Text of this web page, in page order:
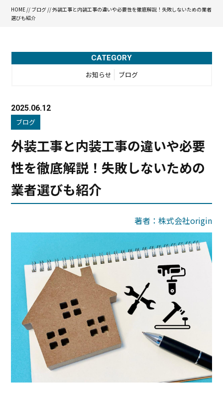
HOME // ブログ // 外装工事と内装工事の違いや必要性を徹底解説！失敗しないための業者
選びも紹介
CATEGORY
お知らせ ブログ
2025.06.12
ブログ
外装工事と内装工事の違いや必要
性を徹底解説！失敗しないための
業者選びも紹介
著者：株式会社origin